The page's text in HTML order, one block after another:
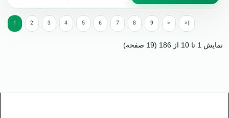
1 2 3 4 5 6 7 8 9 > >|
نمایش 1 تا 10 از 186 (19 صفحه)